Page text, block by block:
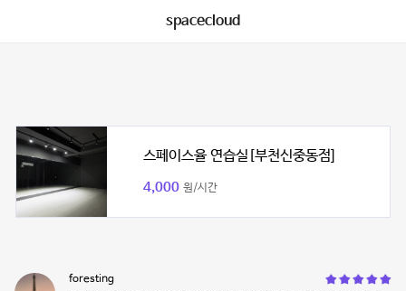
spacecloud
스페이스율 연습실[부천신중동점]
4,000 원/시간
foresting